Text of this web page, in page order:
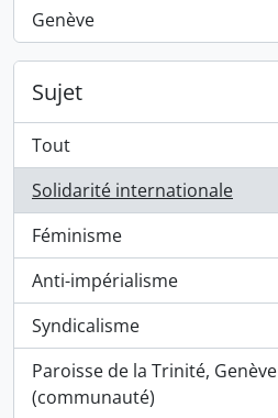
Genève
, 1 résultats
Sujet
Tout
Solidarité internationale
, 3 résultats
Féminisme
, 1 résultats
Anti-impérialisme
, 1 résultats
Syndicalisme
, 1 résultats
Paroisse de la Trinité, Genève
(communauté)
, 1 résultats